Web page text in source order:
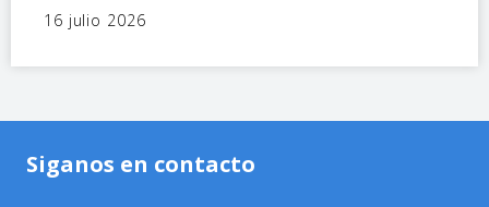
16 julio 2026
Siganos en contacto